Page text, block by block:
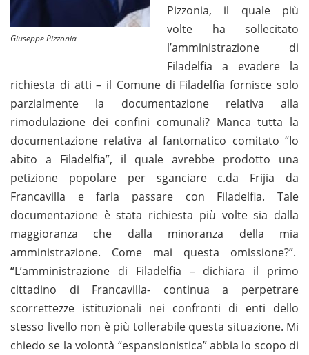
Giuseppe Pizzonia
Pizzonia, il quale più
volte ha sollecitato
l’amministrazione di
Filadelfia a evadere la
richiesta di atti – il Comune di Filadelfia fornisce solo
parzialmente la documentazione relativa alla
rimodulazione dei confini comunali? Manca tutta la
documentazione relativa al fantomatico comitato “Io
abito a Filadelfia”, il quale avrebbe prodotto una
petizione popolare per sganciare c.da Frijia da
Francavilla e farla passare con Filadelfia. Tale
documentazione è stata richiesta più volte sia dalla
maggioranza che dalla minoranza della mia
amministrazione. Come mai questa omissione?”.
“L’amministrazione di Filadelfia – dichiara il primo
cittadino di Francavilla- continua a perpetrare
scorrettezze istituzionali nei confronti di enti dello
stesso livello non è più tollerabile questa situazione. Mi
chiedo se la volontà “espansionistica” abbia lo scopo di